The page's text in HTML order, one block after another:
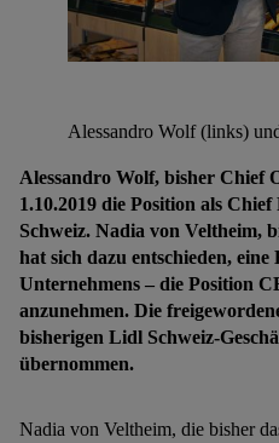
Alessandro Wolf (links)
Alessandro Wolf, bisher Chief
1.10.2019 die Position als
Schweiz. Nadia von Veltheim,
hat sich dazu entschieden,
Unternehmens – die Position
anzunehmen. Die
bisherigen Lidl Schweiz-
übernommen.
Nadia von Veltheim, die bisher